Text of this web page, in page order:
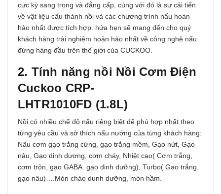
cực kỳ sang trọng và đẳng cấp, cùng với đó là sự cải tiến
về vật liệu cấu thành nồi và các chương trình nấu hoàn
hảo nhất được tích hợp. hứa hẹn sẽ mang đến cho quý
khách hàng trải nghiệm hoản hảo nhất về công nghệ nấu
đứng hàng đầu trên thế giới của CUCKOO.
2. Tính năng nồi Nồi Cơm Điện
Cuckoo CRP-
LHTR1010FD (1.8L)
Nồi có nhiều chế độ nấu riêng biệt để phù hợp nhất theo
từng yêu cầu và sở thích nấu nướng của từng khách hàng:
Nấu cơm gạo trắng cứng, gạo trắng mềm, Gạo nứt, Gạo
nâu, Gạo dinh dương, cơm cháy, Nhiệt cao( Cơm trắng,
cơm trộn, gạo GABA. gạo dinh dưỡng), Turbo( Gạo trắng,
gạo nâu)….Món cháo dunh dưỡng, món hầm.